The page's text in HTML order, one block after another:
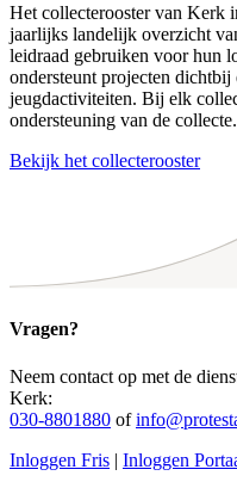
Het collecterooster van Kerk
jaarlijks landelijk overzicht
leidraad gebruiken voor hun
ondersteunt projecten
jeugdactiviteiten. Bij elk
ondersteuning van de collecte.
Bekijk het collecterooster
Vragen?
Neem contact op met de
Kerk:
030-8801880 of
Inloggen Fris | Inloggen